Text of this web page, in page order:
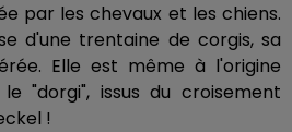
par les chevaux et les chiens.
d'une trentaine de corgis, sa
Elle est même à l'origine
"dorgi", issus du croisement
!